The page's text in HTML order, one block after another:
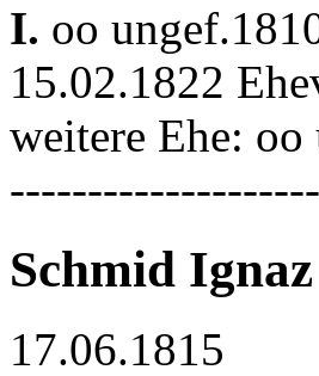
I. oo
15.02.1822
weitere Ehe:
Schmid Ignaz
17.06.1815